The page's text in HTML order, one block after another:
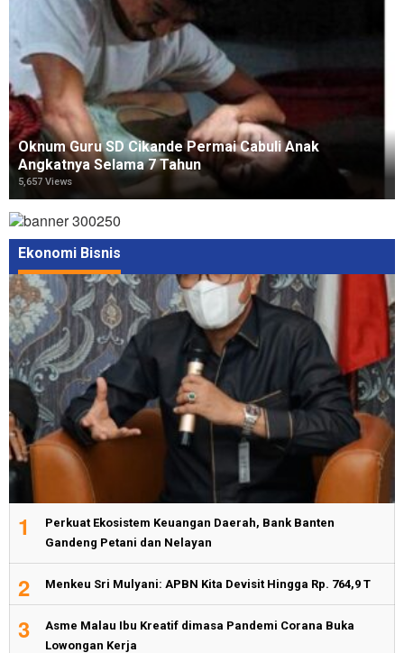
Oknum Guru SD Cikande Permai Cabuli Anak
Angkatnya Selama 7 Tahun
5,657 Views
Ekonomi Bisnis
1
Perkuat Ekosistem Keuangan Daerah, Bank Banten
Gandeng Petani dan Nelayan
2 Menkeu Sri Mulyani: APBN Kita Devisit Hingga Rp. 764,9 T
3
Asme Malau Ibu Kreatif dimasa Pandemi Corana Buka
Lowongan Kerja